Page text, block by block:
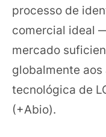
processo de
comercial ideal
mercado
globalmente
tecnológica de
(+Abio).